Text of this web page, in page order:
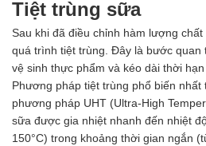
Tiệt trùng sữa
Sau khi đã điều chỉnh hàm lượng
quá trình tiệt trùng. Đây là bước quan
vệ sinh thực phẩm và kéo dài thời
Phương pháp tiệt trùng phổ biến nhất
phương pháp UHT (Ultra-High
sữa được gia nhiệt nhanh đến nhiệt
150°C) trong khoảng thời gian ngắn